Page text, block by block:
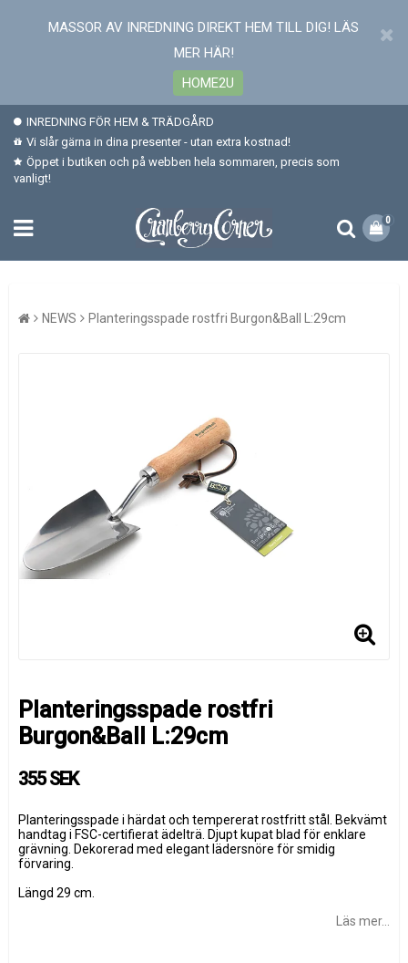
MASSOR AV INREDNING DIREKT HEM TILL DIG! LÄS
MER HÄR!
HOME2U
INREDNING FÖR HEM & TRÄDGÅRD
Vi slår gärna in dina presenter - utan extra kostnad!
Öppet i butiken och på webben hela sommaren, precis som
vanligt!
0
NEWS Planteringsspade rostfri Burgon&Ball L:29cm
Planteringsspade rostfri
Burgon&Ball L:29cm
355 SEK
Planteringsspade i härdat och tempererat rostfritt stål. Bekvämt
handtag i FSC-certifierat ädelträ. Djupt kupat blad för enklare
grävning. Dekorerad med elegant lädersnöre för smidig
förvaring.
Längd 29 cm.
Läs mer...